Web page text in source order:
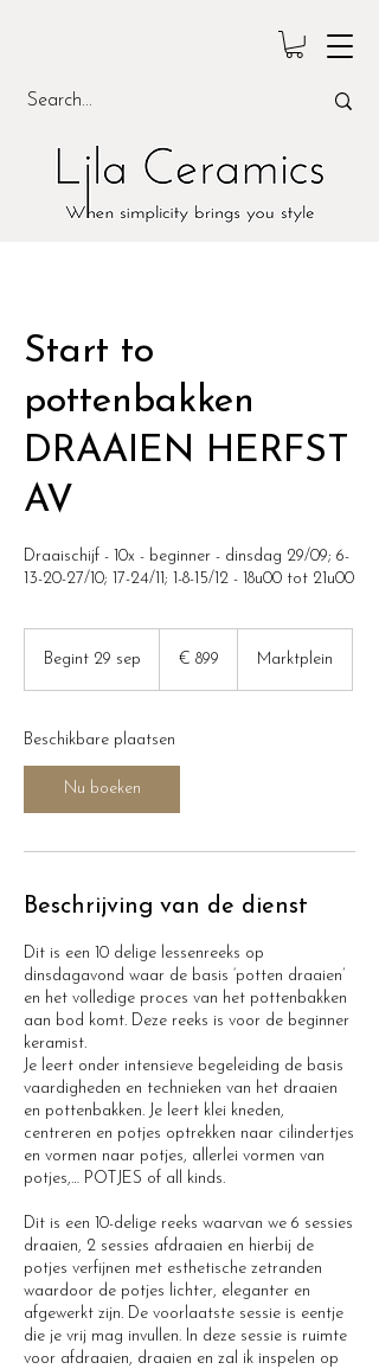
Start to
pottenbakken
DRAAIEN HERFST
AV
Draaischijf - 10x - beginner - dinsdag 29/09; 6-
13-20-27/10; 17-24/11; 1-8-15/12 - 18u00 tot 21u00
Begint 29 sep
n
t
9
euro
€ 899 Marktplein
Beschikbare plaatsen
Nu boeken
Beschrijving van de dienst
Dit is een 10 delige lessenreeks op
dinsdagavond waar de basis ‘potten draaien’
en het volledige proces van het pottenbakken
aan bod komt. Deze reeks is voor de beginner
keramist.
Je leert onder intensieve begeleiding de basis
vaardigheden en technieken van het draaien
en pottenbakken. Je leert klei kneden,
centreren en potjes optrekken naar cilindertjes
en vormen naar potjes, allerlei vormen van
potjes,… POTJES of all kinds.
Dit is een 10-delige reeks waarvan we 6 sessies
draaien, 2 sessies afdraaien en hierbij de
potjes verfijnen met esthetische zetranden
waardoor de potjes lichter, eleganter en
afgewerkt zijn. De voorlaatste sessie is eentje
die je vrij mag invullen. In deze sessie is ruimte
voor afdraaien, draaien en zal ik inspelen op